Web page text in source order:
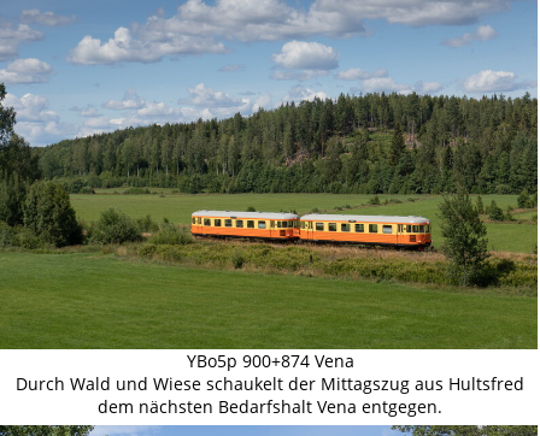
YBo5p 900+874 Vena
Durch Wald und Wiese schaukelt der Mittagszug aus Hultsfred
dem nächsten Bedarfshalt Vena entgegen.